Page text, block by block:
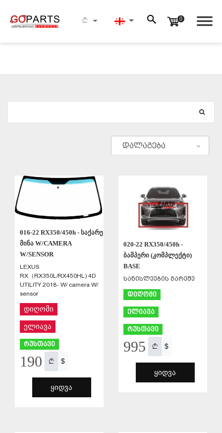
ᲫᲔᲑᲜᲐ
0
დალაგება
016-22 RX350/450h - საქარე
მინა W/CAMERA
W/SENSOR
LEXUS
RX（RX350L/RX450HL) 4D
UTILITY 2018- W/ camera W/
sensor
დიღომი
ელიავა
რუსთავი
190 $
ᲧᲘᲓᲕᲐ
020-22 RX350/450h -
ბამპერი (კომპლექტი)
BASE
სანისლეების გარეშე
დიღომი
ელიავა
რუსთავი
995 $
ᲧᲘᲓᲕᲐ